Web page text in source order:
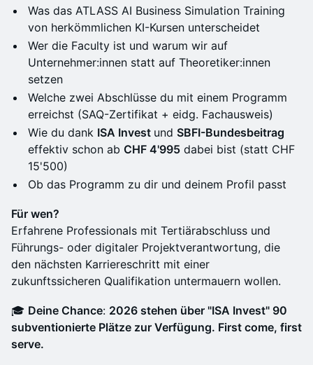
Was das ATLASS AI Business Simulation Training
von herkömmlichen KI-Kursen unterscheidet
Wer die Faculty ist und warum wir auf
Unternehmer:innen statt auf Theoretiker:innen
setzen
Welche zwei Abschlüsse du mit einem Programm
erreichst (SAQ-Zertifikat + eidg. Fachausweis)
Wie du dank ISA Invest und SBFI-Bundesbeitrag
effektiv schon ab CHF 4'995 dabei bist (statt CHF
15'500)
Ob das Programm zu dir und deinem Profil passt
Für wen?
Erfahrene Professionals mit Tertiärabschluss und
Führungs- oder digitaler Projektverantwortung, die
den nächsten Karriereschritt mit einer
zukunftssicheren Qualifikation untermauern wollen.
🎓 Deine Chance: 2026 stehen über "ISA Invest" 90
subventionierte Plätze zur Verfügung. First come, first
serve.